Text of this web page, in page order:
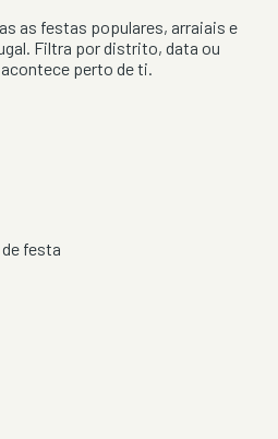
as festas populares, arraiais e
Filtra por distrito, data ou
perto de ti.
festa